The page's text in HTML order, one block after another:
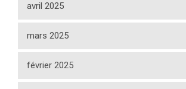
avril 2025
mars 2025
février 2025